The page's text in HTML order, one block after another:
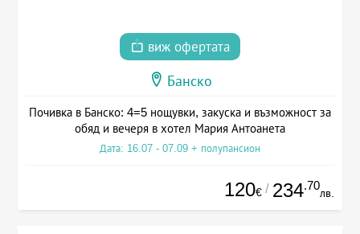
виж офертата
Банско
Почивка в Банско: 4=5 нощувки, закуска и възможност за
обяд и вечеря в хотел Мария Антоанета
Дата: 16.07 - 07.09 + полупансион
120€ / 234.70
лв.